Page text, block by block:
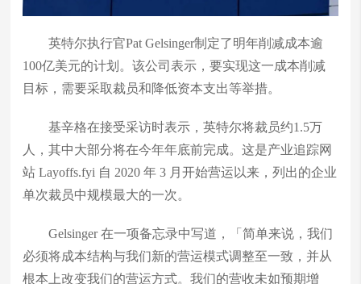
英特尔执行官Pat Gelsinger制定了明年削减成本逾
100亿美元的计划。该公司表示，要实现这一成本削减
目标，需要采取裁员和降低资本支出等举措。
基辛格在接受采访时表示，英特尔将裁员约1.5万
人，其中大部分将在今年年底前完成。这是产业追踪网
站 Layoffs.fyi 自 2020 年 3 月开始营运以来，列出的企业
单次裁员中规模最大的一次。
Gelsinger 在一项备忘录中写道，「简单来说，我们
必须将成本结构与我们新的营运模式调整至一致，并从
根本上改变我们的营运方式。我们的营收未如预期增